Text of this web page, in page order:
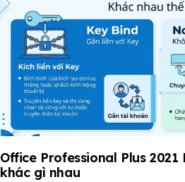
Office Professional Plus
khác gì nhau